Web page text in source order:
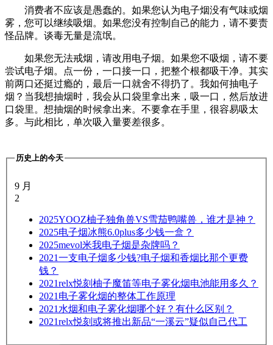
消费者不应该是愚蠢的。如果您认为电子烟没有气味或烟
雾，您可以继续吸烟。如果您没有控制自己的能力，请不要责
怪品牌。谈毒无量是流氓。
如果您无法戒烟，请改用电子烟。如果您不吸烟，请不要
尝试电子烟。点一份，一口接一口，把整个根都吸干净。其实
前两口还挺过瘾的，最后一口就舍不得扔了。我如何抽电子
烟？当我想抽烟时，我会从口袋里拿出来，吸一口，然后放进
口袋里。想抽烟的时候拿出来。不要拿在手里，很容易吸太
多。与此相比，单次吸入量要差很多。
历史上的今天
9 月
2
2025YOOZ柚子独角兽VS雪茄鸭嘴兽，谁才是神？
2025电子烟冰熊6.0plus多少钱一盒？
2025mevol米我电子烟是杂牌吗？
2021一支电子烟多少钱?电子烟和香烟比那个更费
钱？
2021relx悦刻柚子魔笛等电子雾化烟电池能用多久？
2021 电子雾化烟的整体工作原理
2021 水烟和电子雾化烟哪个好？有什么区别？
2021relx悦刻或将推出新品“一溪云”疑似自己代工